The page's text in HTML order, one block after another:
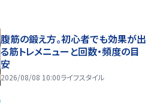
腹筋の鍛え方。初心者でも効果が出
る筋トレメニューと回数・頻度の目
安
2026/08/08 10:00ライフスタイル